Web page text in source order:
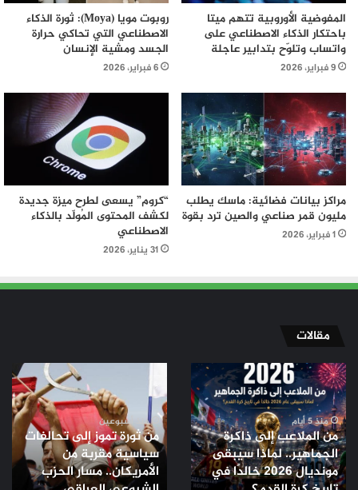
المفوضية الأوروبية تتهم ميتا
باحتكار الذكاء الاصطناعي على
واتساب وتلوّح بتدابير عاجلة
9 فبراير، 2026
روبوت مويا (Moya): ثورة الذكاء
الاصطناعي التي تحاكي حرارة
الجسد ومشية الإنسان
6 فبراير، 2026
مراكز بيانات فضائية: ماسك يطلب
مليون قمر صناعي والصين ترد بقوة
1 فبراير، 2026
“كروم” يسعى لطرح ميزة جديدة
لكشف المحتوى المُولّد بالذكاء
الاصطناعي
31 يناير، 2026
مقالات
من
الملاعب
إلى
ذاكرة
الجماهير..
لماذا
سيبقى
منذ 5 أيام
من الملاعب إلى ذاكرة
الجماهير.. لماذا سيبقى
مونديال 2026 خالدًا في
ثورة
تموز
إلى
تحالفات
سياسية
مقربة
منذ أسبوعين
من ثورة تموز إلى تحالفات
سياسية مقربة من
الأمريكان.. مسار الحزب